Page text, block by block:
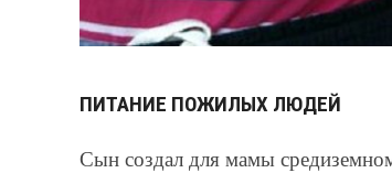
ПИТАНИЕ ПОЖИЛЫХ ЛЮДЕЙ
Сын создал для мамы